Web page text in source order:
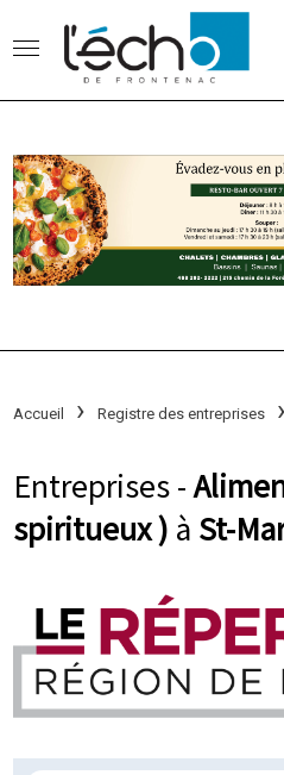
Accueil Registre des entreprises
Entreprises -
spiritueux ) à St-